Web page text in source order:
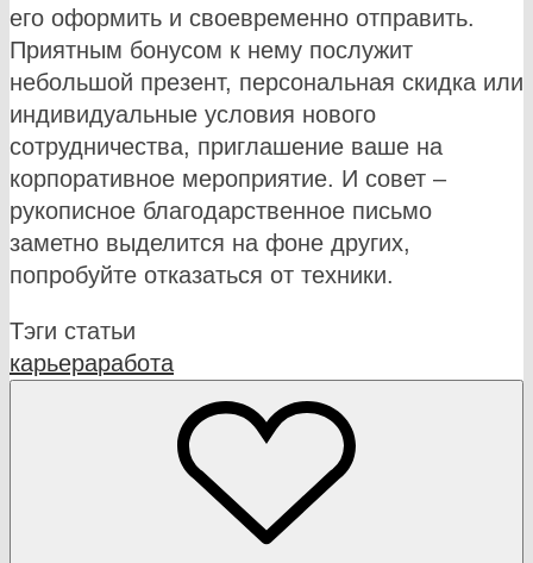
его оформить и своевременно отправить.
Приятным бонусом к нему послужит
небольшой презент, персональная скидка или
индивидуальные условия нового
сотрудничества, приглашение ваше на
корпоративное мероприятие. И совет –
рукописное благодарственное письмо
заметно выделится на фоне других,
попробуйте отказаться от техники.
Тэги статьи
карьераработа